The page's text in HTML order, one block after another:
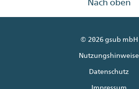
© 2026 gsub mbH
Nutzungshinweise
Datenschutz
Impressum